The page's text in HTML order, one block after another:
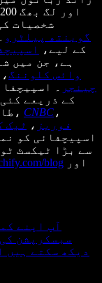
شخصیات
گوینتھ پیلٹرو
کے لیے،
ہے، جن میں
وائس کلوننگ،
چینجر
۔
، CNBC ،
فوربز ، ٹیک
اسپیچفائی کو
سے بڑا ٹیکسٹ
blog اور
آپ اپنے
دیکھ سکتے ہیں